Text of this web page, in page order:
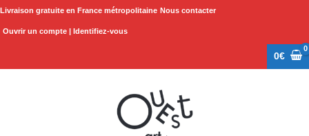
Aller
Livraison gratuite en France métropolitaine Nous contacter
Ouvrir un compte | Identifiez-vous
0€